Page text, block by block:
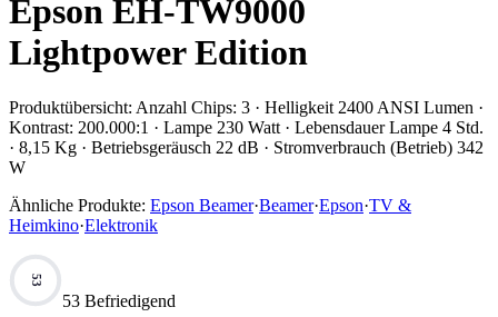
Epson EH-TW9000
Lightpower Edition
Produktübersicht: Anzahl Chips: 3 · Helligkeit 2400 ANSI Lumen ·
Kontrast: 200.000:1 · Lampe 230 Watt · Lebensdauer Lampe 4 Std.
· 8,15 Kg · Betriebsgeräusch 22 dB · Stromverbrauch (Betrieb) 342
W
Ähnliche Produkte: Epson Beamer·Beamer·Epson·TV &
Heimkino·Elektronik
53
53 Befriedigend